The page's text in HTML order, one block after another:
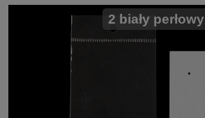
2 biały perłowy